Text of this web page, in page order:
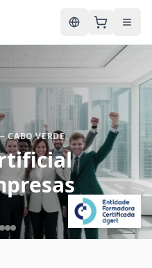
English
CABO VERDE